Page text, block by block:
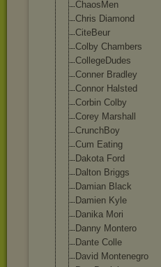
ChaosMen
Chris Diamond
CiteBeur
Colby Chambers
CollegeDudes
Conner Bradley
Connor Halsted
Corbin Colby
Corey Marshall
CrunchBoy
Cum Eating
Dakota Ford
Dalton Briggs
Damian Black
Damien Kyle
Danika Mori
Danny Montero
Dante Colle
David Montenegro